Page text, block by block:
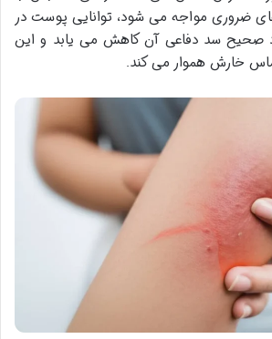
ضروری مواجه می شود، توانایی پوست در
صحیح سد دفاعی آن کاهش می یابد و این
خارش هموار می کند.